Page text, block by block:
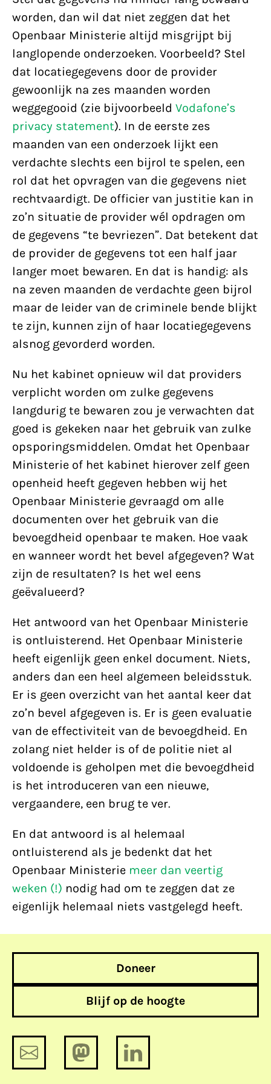
worden, dan wil dat niet zeggen dat het
Openbaar Ministerie altijd misgrijpt bij
langlopende onderzoeken. Voorbeeld? Stel
dat locatiegegevens door de provider
gewoonlijk na zes maanden worden
weggegooid (zie bijvoorbeeld Vodafone’s
privacy statement). In de eerste zes
maanden van een onderzoek lijkt een
verdachte slechts een bijrol te spelen, een
rol dat het opvragen van die gegevens niet
rechtvaardigt. De officier van justitie kan in
zo’n situatie de provider wél opdragen om
de gegevens “te bevriezen”. Dat betekent dat
de provider de gegevens tot een half jaar
langer moet bewaren. En dat is handig: als
na zeven maanden de verdachte geen bijrol
maar de leider van de criminele bende blijkt
te zijn, kunnen zijn of haar locatiegegevens
alsnog gevorderd worden.
Nu het kabinet opnieuw wil dat providers
verplicht worden om zulke gegevens
langdurig te bewaren zou je verwachten dat
goed is gekeken naar het gebruik van zulke
opsporingsmiddelen. Omdat het Openbaar
Ministerie of het kabinet hierover zelf geen
openheid heeft gegeven hebben wij het
Openbaar Ministerie gevraagd om alle
documenten over het gebruik van die
bevoegdheid openbaar te maken. Hoe vaak
en wanneer wordt het bevel afgegeven? Wat
zijn de resultaten? Is het wel eens
geëvalueerd?
Het antwoord van het Openbaar Ministerie
is ontluisterend. Het Openbaar Ministerie
heeft eigenlijk geen enkel document. Niets,
anders dan een heel algemeen beleidsstuk.
Er is geen overzicht van het aantal keer dat
zo’n bevel afgegeven is. Er is geen evaluatie
van de effectiviteit van de bevoegdheid. En
zolang niet helder is of de politie niet al
voldoende is geholpen met die bevoegdheid
is het introduceren van een nieuwe,
vergaandere, een brug te ver.
En dat antwoord is al helemaal
ontluisterend als je bedenkt dat het
Openbaar Ministerie meer dan veertig
weken (!) nodig had om te zeggen dat ze
eigenlijk helemaal niets vastgelegd heeft.
Doneer
Blijf op de hoogte